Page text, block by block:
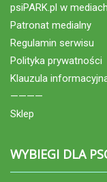
psiPARK.pl w mediach
Patronat medialny
Regulamin serwisu
Polityka prywatności
Klauzula
————
Sklep
WYBIEGI DLA